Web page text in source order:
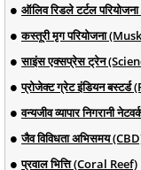
ऑलिव रिडले टर्टल
कस्तूरी मृग परियोजना
साइंस एक्सप्रेस ट्रेन
प्रोजेक्ट ग्रेट इंडियन
वन्यजीव व्यापार निगरानी
जैव विविधता अभिसमय
प्रवाल भित्ति (Coral Reef)